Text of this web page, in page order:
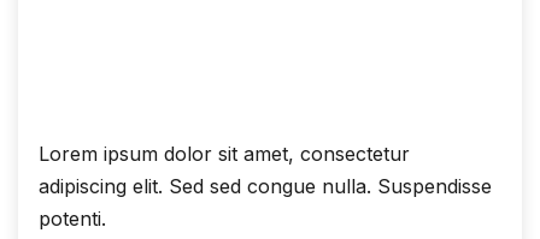
Lorem ipsum dolor sit amet, consectetur
adipiscing elit. Sed sed congue nulla. Suspendisse
potenti.